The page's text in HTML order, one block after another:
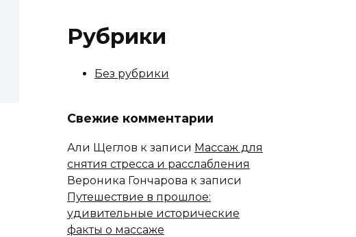
Рубрики
Без рубрики
Свежие комментарии
Али Щеглов к записи Массаж для
снятия стресса и расслабления
Вероника Гончарова к записи
Путешествие в прошлое:
удивительные исторические
факты о массаже